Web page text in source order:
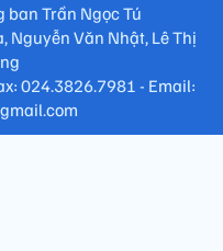
tấn xã Việt Nam
Cửa Nam, Hà Nội
Trần Ngọc Tú
Nguyễn Văn Nhật, Lê Thị